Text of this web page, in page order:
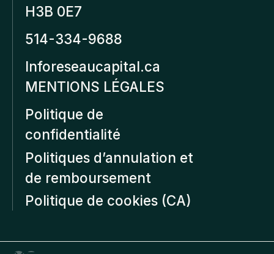
H3B 0E7
514-334-9688
Inforeseaucapital.ca
MENTIONS LÉGALES
Politique de
confidentialité
Politiques d’annulation et
de remboursement
Politique de cookies (CA)